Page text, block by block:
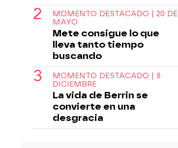
MOMENTO DESTACADO | 20 DE
MAYO
Mete consigue lo que
lleva tanto tiempo
buscando
MOMENTO DESTACADO | 8
DICIEMBRE
La vida de Berrin se
convierte en una
desgracia